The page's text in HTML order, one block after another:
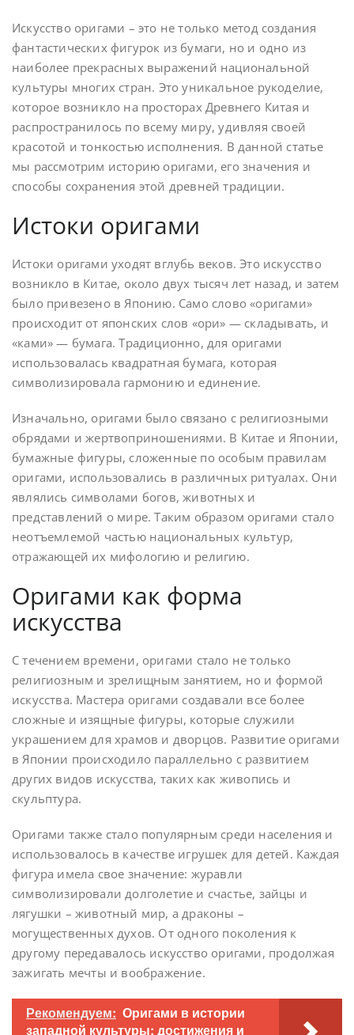
Искусство оригами – это не только метод создания
фантастических фигурок из бумаги, но и одно из
наиболее прекрасных выражений национальной
культуры многих стран. Это уникальное рукоделие,
которое возникло на просторах Древнего Китая и
распространилось по всему миру, удивляя своей
красотой и тонкостью исполнения. В данной статье
мы рассмотрим историю оригами, его значения и
способы сохранения этой древней традиции.
Истоки оригами
Истоки оригами уходят вглубь веков. Это искусство
возникло в Китае, около двух тысяч лет назад, и затем
было привезено в Японию. Само слово «оригами»
происходит от японских слов «ори» — складывать, и
«ками» — бумага. Традиционно, для оригами
использовалась квадратная бумага, которая
символизировала гармонию и единение.
Изначально, оригами было связано с религиозными
обрядами и жертвоприношениями. В Китае и Японии,
бумажные фигуры, сложенные по особым правилам
оригами, использовались в различных ритуалах. Они
являлись символами богов, животных и
представлений о мире. Таким образом оригами стало
неотъемлемой частью национальных культур,
отражающей их мифологию и религию.
Оригами как форма
искусства
С течением времени, оригами стало не только
религиозным и зрелищным занятием, но и формой
искусства. Мастера оригами создавали все более
сложные и изящные фигуры, которые служили
украшением для храмов и дворцов. Развитие оригами
в Японии происходило параллельно с развитием
других видов искусства, таких как живопись и
скульптура.
Оригами также стало популярным среди населения и
использовалось в качестве игрушек для детей. Каждая
фигура имела свое значение: журавли
символизировали долголетие и счастье, зайцы и
лягушки – животный мир, а драконы –
могущественных духов. От одного поколения к
другому передавалось искусство оригами, продолжая
зажигать мечты и воображение.
Рекомендуем: Оригами в истории
западной культуры: достижения и